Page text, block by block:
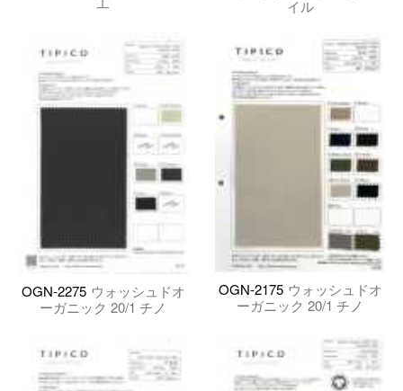
イル
OGN-2275 ウォッシュドオ
ーガニック 20/1 チノ
OGN-2175 ウォッシュドオ
ーガニック 20/1 チノ